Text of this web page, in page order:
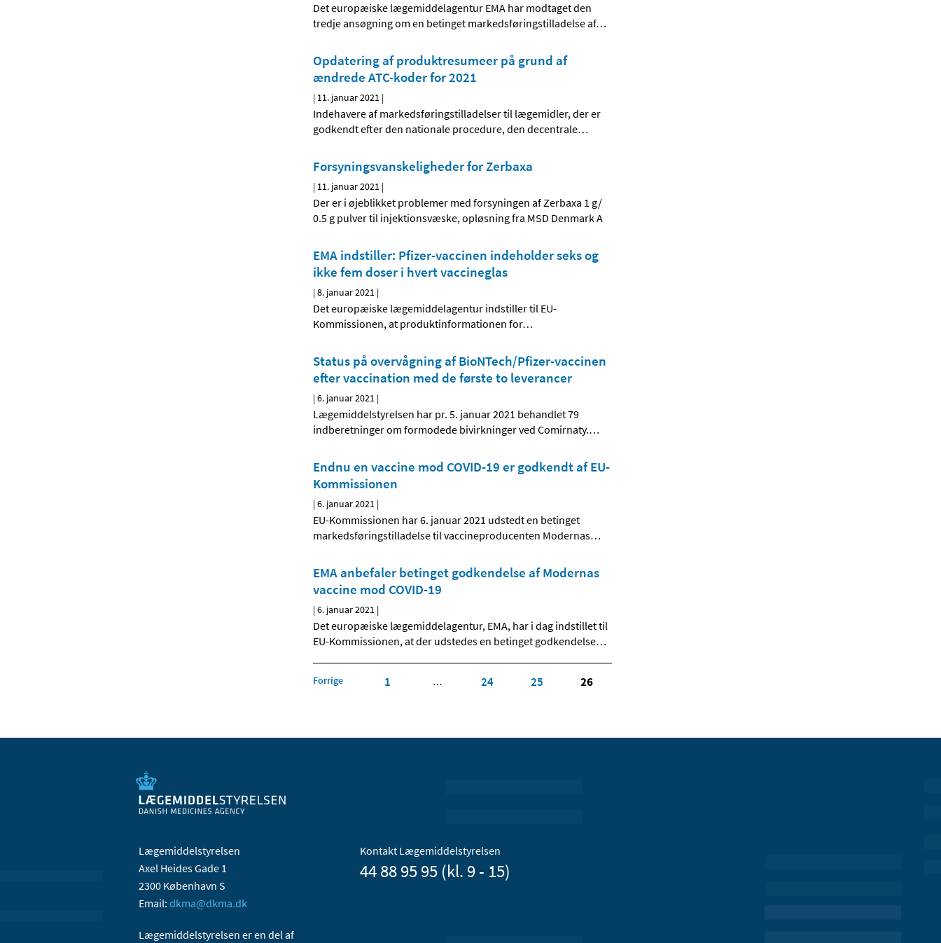
Det europæiske lægemiddelagentur EMA har modtaget den
tredje ansøgning om en betinget markedsføringstilladelse af…
Opdatering af produktresumeer på grund af
ændrede ATC-koder for 2021
| 11. januar 2021 |
Indehavere af markedsføringstilladelser til lægemidler, der er
godkendt efter den nationale procedure, den decentrale…
Forsyningsvanskeligheder for Zerbaxa
| 11. januar 2021 |
Der er i øjeblikket problemer med forsyningen af Zerbaxa 1 g/
0.5 g pulver til injektionsvæske, opløsning fra MSD Denmark A
EMA indstiller: Pfizer-vaccinen indeholder seks og
ikke fem doser i hvert vaccineglas
|8. januar 2021 |
Det europæiske lægemiddelagentur indstiller til EU-
Kommissionen, at produktinformationen for…
Status på overvågning af BioNTech/Pfizer-vaccinen
efter vaccination med de første to leverancer
|6. januar 2021 |
Lægemiddelstyrelsen har pr. 5. januar 2021 behandlet 79
indberetninger om formodede bivirkninger ved Comirnaty.…
Endnu en vaccine mod COVID-19 er godkendt af EU-
Kommissionen
|6. januar 2021 |
EU-Kommissionen har 6. januar 2021 udstedt en betinget
markedsføringstilladelse til vaccineproducenten Modernas…
EMA anbefaler betinget godkendelse af Modernas
vaccine mod COVID-19
|6. januar 2021 |
Det europæiske lægemiddelagentur, EMA, har i dag indstillet til
EU-Kommissionen, at der udstedes en betinget godkendelse…
Forrige 1 … 24 25 26
Lægemiddelstyrelsen
Axel Heides Gade 1
2300 København S
Email: dkma@dkma.dk
Lægemiddelstyrelsen er en del af
Kontakt Lægemiddelstyrelsen
44 88 95 95 (kl. 9 - 15)